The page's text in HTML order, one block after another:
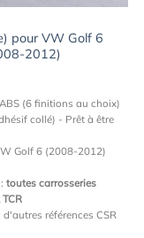
pour VW Golf 6
2012)
(6 finitions au choix)
collé) - Prêt à être
Golf 6 (2008-2012)
toutes carrosseries
références CSR